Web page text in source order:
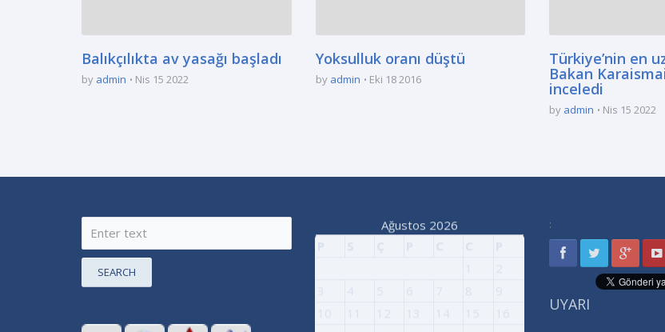
Balıkçılıkta av yasağı başladı
by admin Nis 15 2022
Yoksulluk oranı düştü
by admin Eki 18 2016
Türkiye’nin en
Bakan
inceledi
by admin Nis 15 2022
SEARCH
Ağustos 2026
:
UYARI